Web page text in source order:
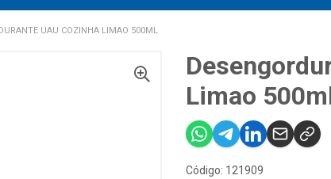
UAU COZINHA LIMAO 500ML
Limao
Código: 121909